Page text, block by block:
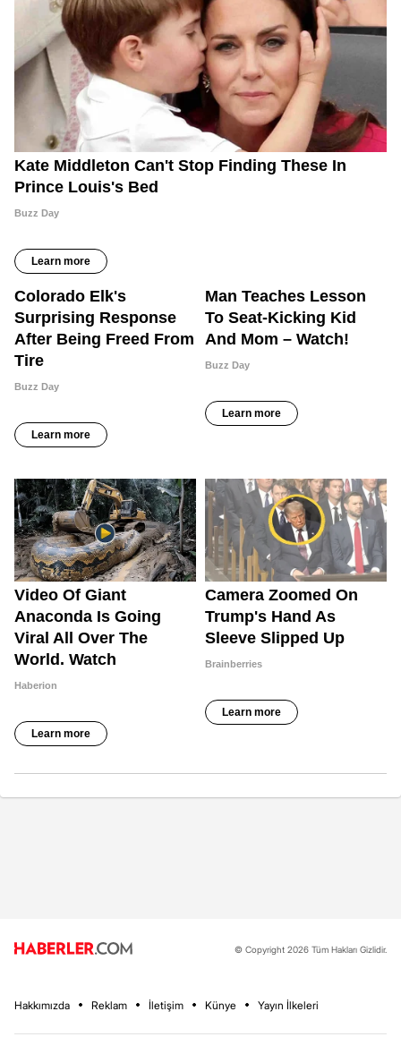
© Copyright 2026 Tüm Hakları Gizlidir.
Hakkımızda Reklam İletişim Künye Yayın İlkeleri